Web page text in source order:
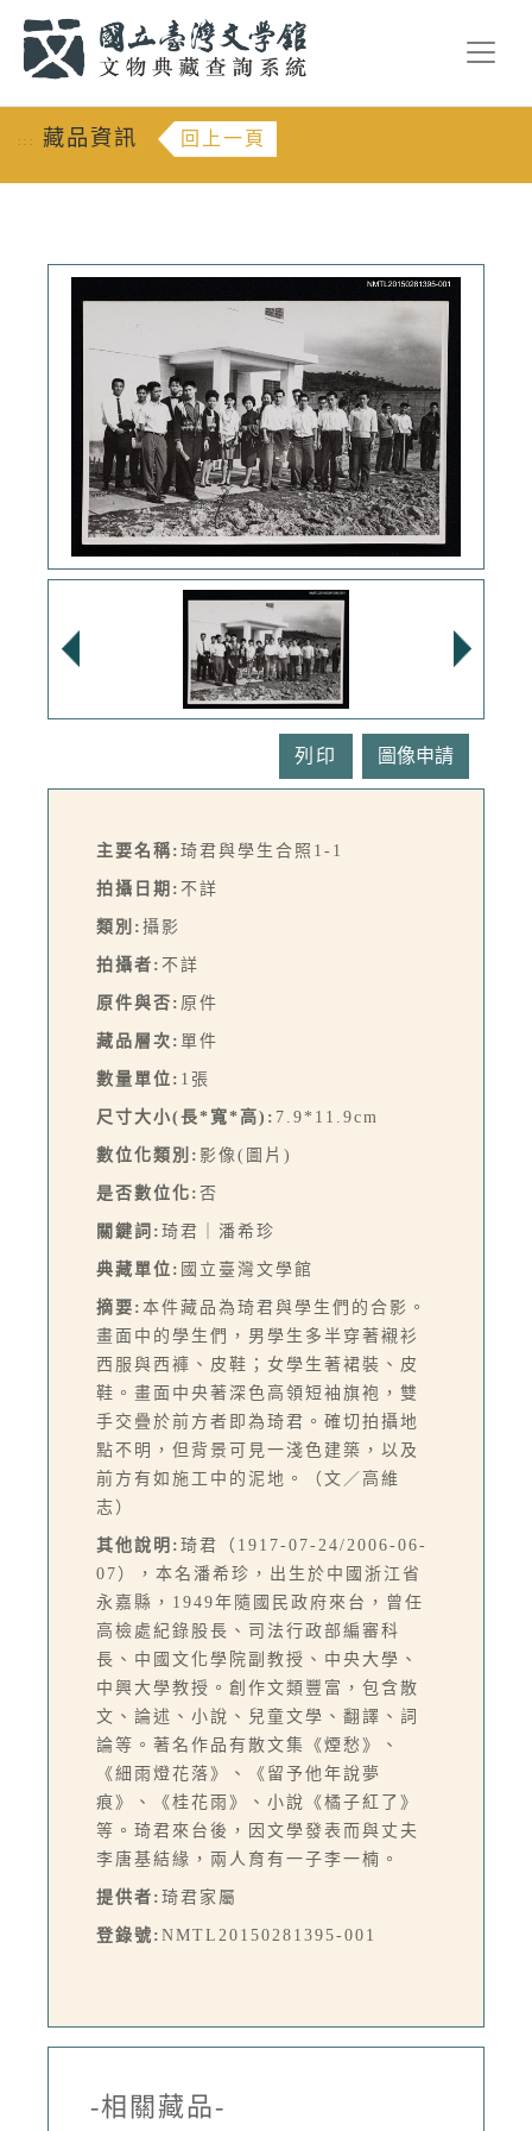
::: 藏品資訊 回上一頁
列印
主要名稱: 琦君與學生合照1-1
拍攝日期: 不詳
類別: 攝影
拍攝者: 不詳
原件與否: 原件
藏品層次: 單件
數量單位: 1張
尺寸大小(長*寬*高): 7.9*11.9cm
數位化類別: 影像(圖片)
是否數位化: 否
關鍵詞: 琦君｜潘希珍
典藏單位: 國立臺灣文學館
摘要: 本件藏品為琦君與學生們的合影。
畫面中的學生們，男學生多半穿著襯衫
西服與西褲、皮鞋；女學生著裙裝、皮
鞋。畫面中央著深色高領短袖旗袍，雙
手交疊於前方者即為琦君。確切拍攝地
點不明，但背景可見一淺色建築，以及
前方有如施工中的泥地。（文／高維
志）
其他說明: 琦君（1917-07-24/2006-06-
07），本名潘希珍，出生於中國浙江省
永嘉縣，1949年隨國民政府來台，曾任
高檢處紀錄股長、司法行政部編審科
長、中國文化學院副教授、中央大學、
中興大學教授。創作文類豐富，包含散
文、論述、小說、兒童文學、翻譯、詞
論等。著名作品有散文集《煙愁》、
《細雨燈花落》、《留予他年說夢
痕》、《桂花雨》、小說《橘子紅了》
等。琦君來台後，因文學發表而與丈夫
李唐基結緣，兩人育有一子李一楠。
提供者: 琦君家屬
登錄號: NMTL20150281395-001
-相關藏品-